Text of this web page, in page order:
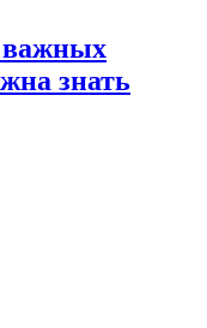
важных
знать